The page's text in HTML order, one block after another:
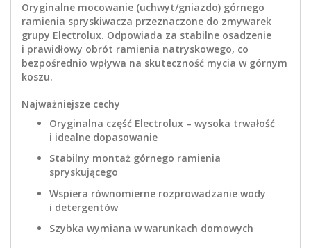
Oryginalne mocowanie (uchwyt/gniazdo) górnego
ramienia spryskiwacza przeznaczone do zmywarek
grupy Electrolux. Odpowiada za stabilne osadzenie
i prawidłowy obrót ramienia natryskowego, co
bezpośrednio wpływa na skuteczność mycia w górnym
koszu.
Najważniejsze cechy
Oryginalna część Electrolux – wysoka trwałość
i idealne dopasowanie
Stabilny montaż górnego ramienia
spryskującego
Wspiera równomierne rozprowadzanie wody
i detergentów
Szybka wymiana w warunkach domowych